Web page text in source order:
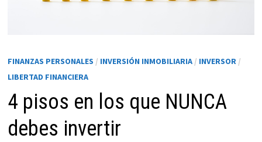
FINANZAS PERSONALES / INVERSIÓN INMOBILIARIA/ INVERSOR/
LIBERTAD FINANCIERA
4 pisos en los que NUNCA
debes invertir